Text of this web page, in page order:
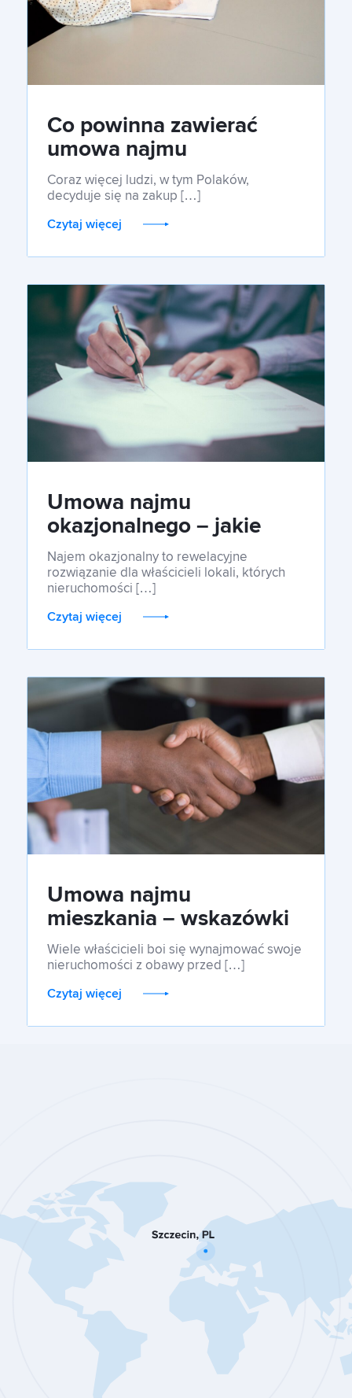
Co powinna zawierać
umowa najmu
okazjonalnego?
Coraz więcej ludzi, w tym Polaków,
decyduje się na zakup […]
Czytaj więcej
Umowa najmu
okazjonalnego – jakie
korzyści ze sobą niesie?
Najem okazjonalny to rewelacyjne
rozwiązanie dla właścicieli lokali, których
nieruchomości […]
Czytaj więcej
Umowa najmu
mieszkania – wskazówki
dla wynajmującego
Wiele właścicieli boi się wynajmować swoje
nieruchomości z obawy przed […]
Czytaj więcej